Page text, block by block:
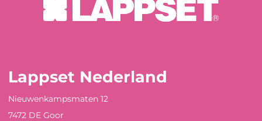
Lappset Nederland
Nieuwenkampsmaten 12
7472 DE Goor